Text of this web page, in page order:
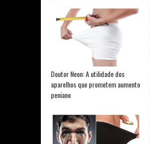
Doutor Neon: A utilidade dos
aparelhos que prometem aumento
peniano